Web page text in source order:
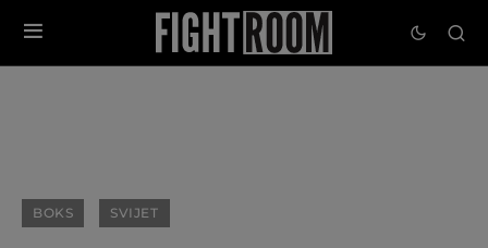
BOKS SVIJET